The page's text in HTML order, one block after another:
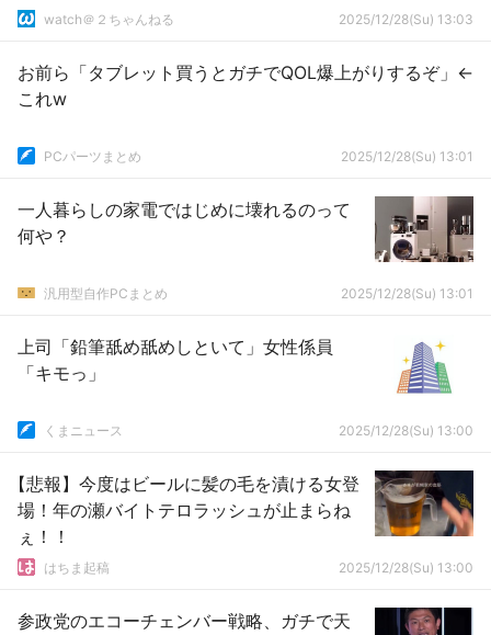
watch＠２ちゃんねる 2025/12/28(Su) 13:03
お前ら「タブレット買うとガチでQOL爆上がりするぞ」←
これw
PCパーツまとめ 2025/12/28(Su) 13:01
一人暮らしの家電ではじめに壊れるのって
何や？
汎用型自作PCまとめ 2025/12/28(Su) 13:01
上司「鉛筆舐め舐めしといて」女性係員
「キモっ」
くまニュース 2025/12/28(Su) 13:00
【悲報】今度はビールに髪の毛を漬ける女登
場！年の瀬バイトテロラッシュが止まらね
ぇ！！
はちま起稿 2025/12/28(Su) 13:00
参政党のエコーチェンバー戦略、ガチで天